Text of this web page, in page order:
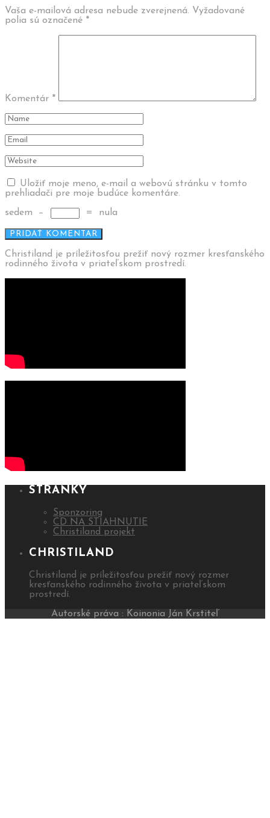
Vaša e-mailová adresa nebude zverejnená. Vyžadované
polia sú označené *
Komentár *
Uložiť moje meno, e-mail a webovú stránku v tomto
prehliadači pre moje budúce komentáre.
sedem
− = nula
Christiland je príležitosťou prežiť nový rozmer kresťanského
rodinného života v priateľskom prostredí.
STRÁNKY
Sponzoring
CD NA STIAHNUTIE
Christiland projekt
CHRISTILAND
Christiland je príležitosťou prežiť nový rozmer
kresťanského rodinného života v priateľskom
prostredí.
Autorské práva : Koinonia Ján Krstiteľ